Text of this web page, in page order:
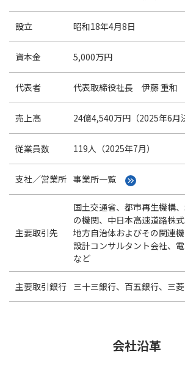
設立 昭和18年4月8日
資本金 5,000万円
代表者 代表取締役社長 伊藤 重和
売上高 24億4,540万円（2025年6月
従業員数 119人（2025年7月）
支社／営業所 事業所一覧
主要取引先
国土交通省、都市再生機構
の機関、中日本高速道路株
地方自治体およびその関連
設計コンサルタント会社、
など
主要取引銀行 三十三銀行、百五銀行、三
会社沿革